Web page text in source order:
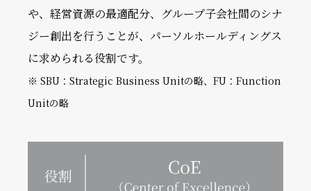
や、経営資源の最適配分、グループ子会社間のシナ
ジー創出を行うことが、パーソルホールディングス
に求められる役割です。
※ SBU：Strategic Business Unitの略、FU：Function
Unitの略